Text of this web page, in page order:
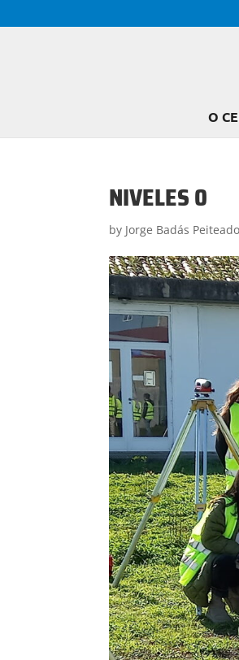
O
NIVELES 0
by Jorge Badás Peiteado